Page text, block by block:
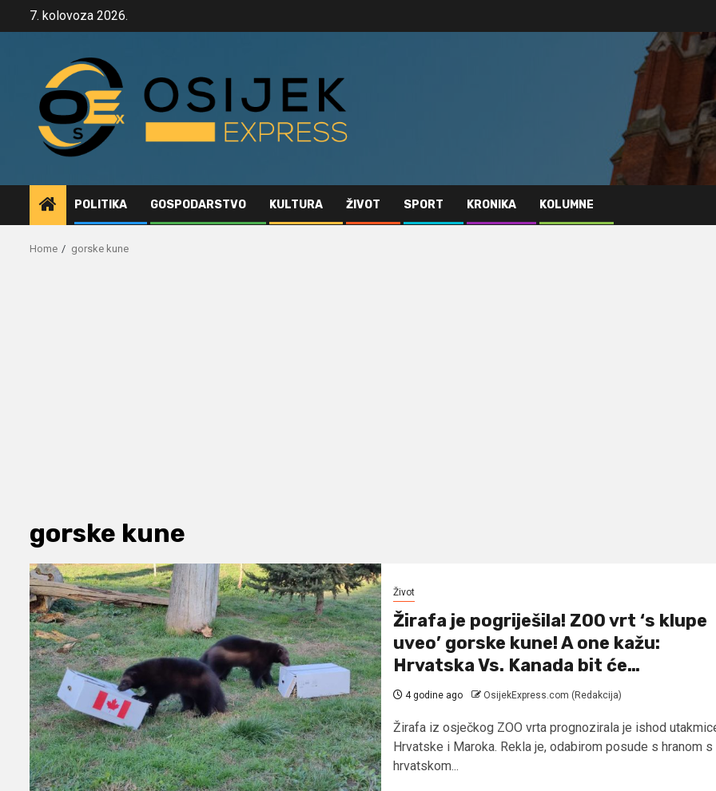
7. kolovoza 2026.
POLITIKA GOSPODARSTVO KULTURA ŽIVOT SPORT KRONIKA KOLUMNE
Home gorske kune
gorske kune
Život
Žirafa je pogriješila! ZOO vrt ‘s klupe
uveo’ gorske kune! A one kažu:
Hrvatska Vs. Kanada bit će…
4 godine ago OsijekExpress.com (Redakcija)
Žirafa iz osječkog ZOO vrta prognozirala je ishod
Hrvatske i Maroka. Rekla je, odabirom posude s hranom s
hrvatskom...